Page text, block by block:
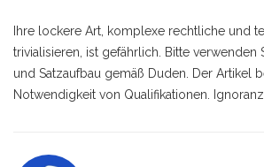
Ihre lockere Art, komplexe rechtliche und
trivialisieren, ist gefährlich. Bitte verwenden
und Satzaufbau gemäß Duden. Der Artikel
Notwendigkeit von Qualifikationen.